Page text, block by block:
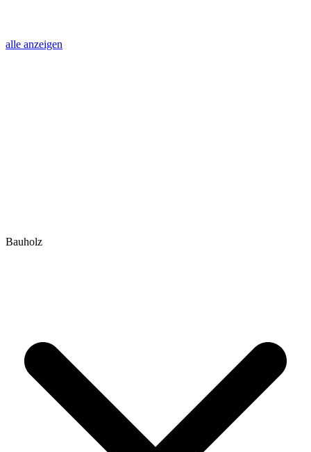
alle anzeigen
Bauholz